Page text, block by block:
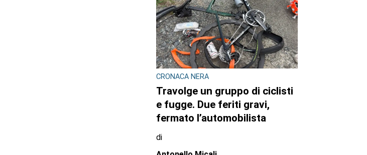
CRONACA NERA
Travolge un gruppo di ciclisti
e fugge. Due feriti gravi,
fermato l’automobilista
di